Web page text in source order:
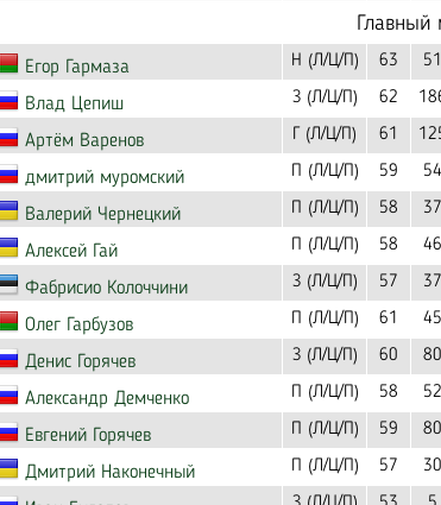
Егор Гармаза Н (Л/Ц/П) 63 51
Влад Цепиш З (Л/Ц/П) 62
Артём Варенов Г (Л/Ц/П) 61
дмитрий муромский П (Л/Ц/П) 59 54
Валерий Чернецкий П (Л/Ц/П) 58 37
Алексей Гай П (Л/Ц/П) 58 46
Фабрисио Колоччини З (Л/Ц/П) 57 37
Олег Гарбузов П (Л/Ц/П) 61 45
Денис Горячев З (Л/Ц/П) 60 80
Александр Демченко П (Л/Ц/П) 58 52
Евгений Горячев П (Л/Ц/П) 59 80
Дмитрий Наконечный П (Л/Ц/П) 57 30